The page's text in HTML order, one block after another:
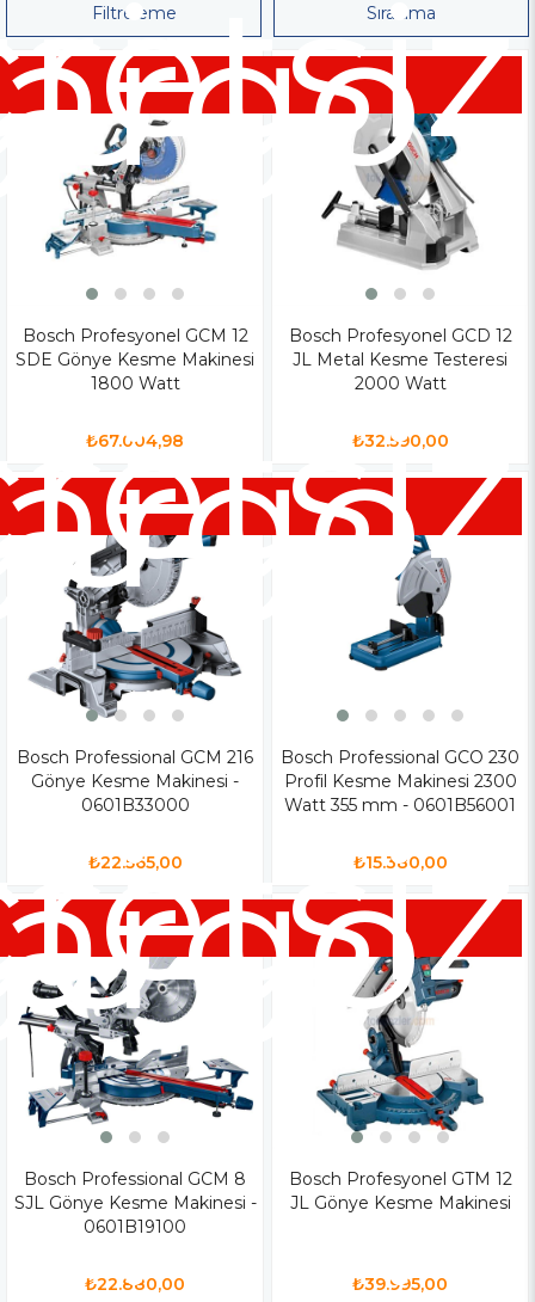
Filtreleme Sıralama
Bosch Profesyonel GCM 12
SDE Gönye Kesme Makinesi
1800 Watt
₺67.004,98
Bosch Profesyonel GCD 12
JL Metal Kesme Testeresi
2000 Watt
₺32.590,00
Bosch Professional GCM 216
Gönye Kesme Makinesi -
0601B33000
₺22.565,00
Bosch Professional GCO 230
Profil Kesme Makinesi 2300
Watt 355 mm - 0601B56001
₺15.380,00
Bosch Professional GCM 8
SJL Gönye Kesme Makinesi -
0601B19100
₺22.880,00
Bosch Profesyonel GTM 12
JL Gönye Kesme Makinesi
₺39.995,00